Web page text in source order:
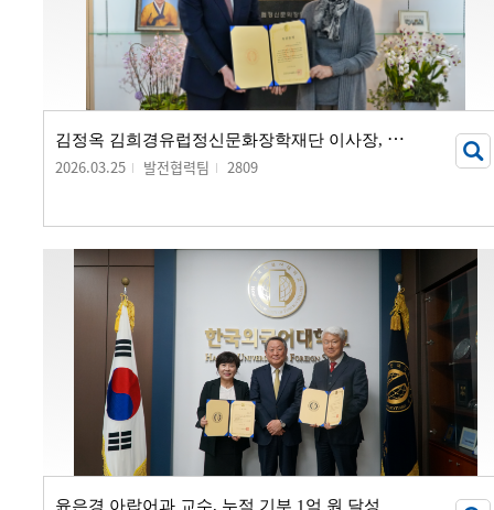
김
정옥 김희경유럽정신문화장학재단 이사장, 발전기금 20억 원 기부
2026.03.25 발전협력팀 2809
윤은경 아랍어과 교수, 누적 기부 1억 원 달성